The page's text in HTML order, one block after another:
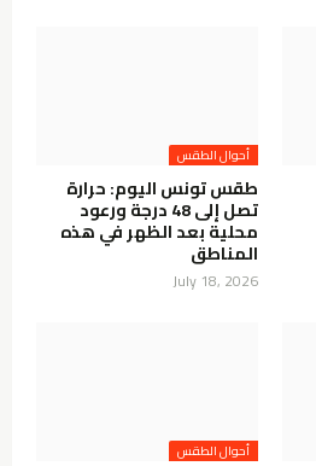
أحوال الطقس
طقس تونس اليوم: حرارة
تصل إلى 48 درجة ورعود
محلية بعد الظهر في هذه
المناطق
July 18, 2026
أحوال الطقس